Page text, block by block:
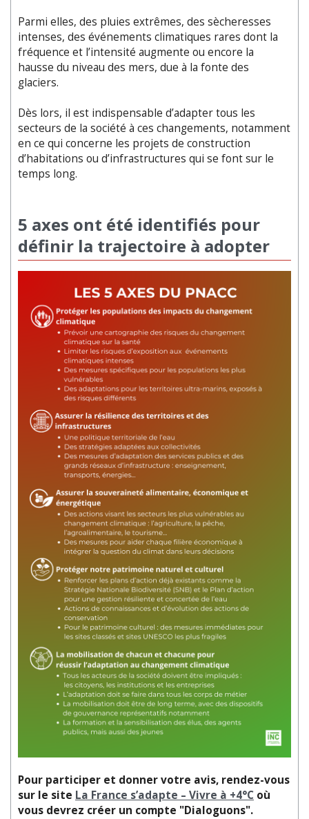
Parmi elles, des pluies extrêmes, des sècheresses
intenses, des événements climatiques rares dont la
fréquence et l’intensité augmente ou encore la
hausse du niveau des mers, due à la fonte des
glaciers.
Dès lors, il est indispensable d’adapter tous les
secteurs de la société à ces changements, notamment
en ce qui concerne les projets de construction
d’habitations ou d’infrastructures qui se font sur le
temps long.
5 axes ont été identifiés pour
définir la trajectoire à adopter
Pour participer et donner votre avis, rendez-vous
sur le site La France s’adapte – Vivre à +4°C où
vous devrez créer un compte "Dialoguons".